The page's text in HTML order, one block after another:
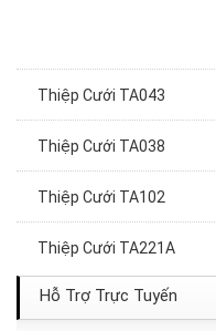
Thiệp Cưới TA043
Thiệp Cưới TA038
Thiệp Cưới TA102
Thiệp Cưới TA221A
Thiệp Cưới TA126
Hỗ Trợ Trực Tuyến